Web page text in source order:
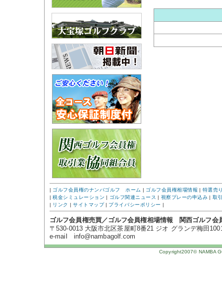
| ゴルフ会員権のナンバゴルフ ホーム | ゴルフ会員権相場情報 | 特選売
|税金シミュレーション | ゴルフ関連ニュース | 視察プレーの申込み | 取
| リンク |サイトマップ| プライバシーポリシー |
ゴルフ会員権売買／ゴルフ会員権相場情報 関西ゴルフ
〒530-0013 大阪市北区茶屋町8番21 ジオ グランデ梅田
e-mail info@nambagolf.com
Copyright2007© NAMBA